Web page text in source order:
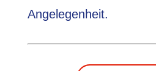
Angelegenheit.